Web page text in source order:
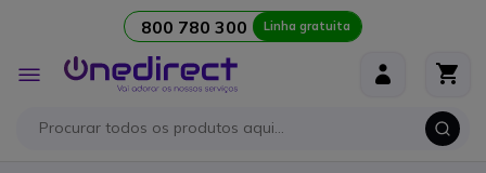
800 780 300 Linha gratuita
Alternar
Nav